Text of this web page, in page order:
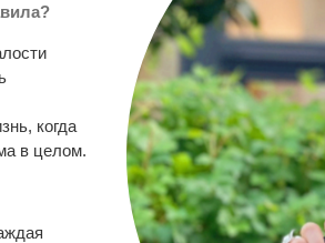
когда
в целом.